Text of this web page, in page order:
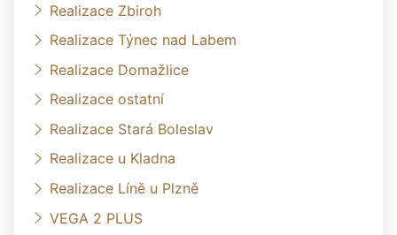
Realizace Zbiroh
Realizace Týnec nad Labem
Realizace Domažlice
Realizace ostatní
Realizace Stará Boleslav
Realizace u Kladna
Realizace Líně u Plzně
VEGA 2 PLUS